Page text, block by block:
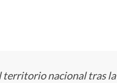
territorio nacional tras la